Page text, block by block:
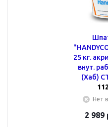
25 кг.
внут.
(Хаб)
Нет
2 989